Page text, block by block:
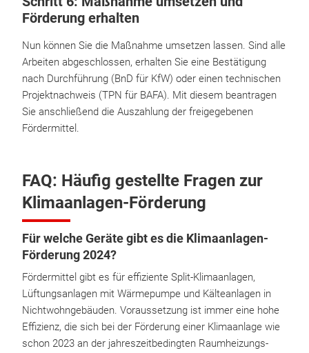
Förderung erhalten
Nun können Sie die Maßnahme umsetzen lassen. Sind alle
Arbeiten abgeschlossen, erhalten Sie eine Bestätigung
nach Durchführung (BnD für KfW) oder einen technischen
Projektnachweis (TPN für BAFA). Mit diesem beantragen
Sie anschließend die Auszahlung der freigegebenen
Fördermittel.
FAQ: Häufig gestellte Fragen zur
Klimaanlagen-Förderung
Für welche Geräte gibt es die Klimaanlagen-
Förderung 2024?
Fördermittel gibt es für effiziente Split-Klimaanlagen,
Lüftungsanlagen mit Wärmepumpe und Kälteanlagen in
Nichtwohngebäuden. Voraussetzung ist immer eine hohe
Effizienz, die sich bei der Förderung einer Klimaanlage wie
schon 2023 an der jahreszeitbedingten Raumheizungs-